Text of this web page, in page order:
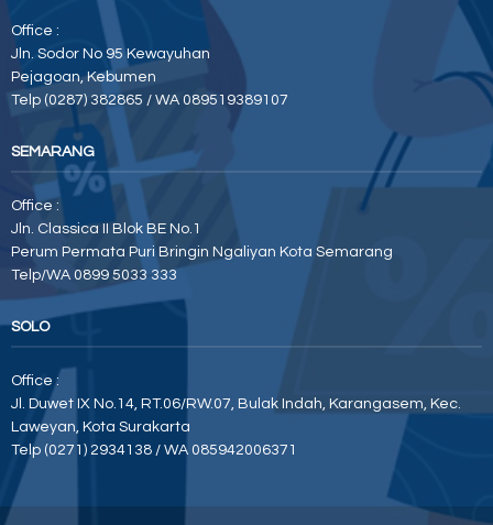
Office :
Jln. Sodor No 95 Kewayuhan
Pejagoan, Kebumen
Telp (0287) 382865 / WA 089519389107
SEMARANG
Office :
Jln. Classica II Blok BE No.1
Perum Permata Puri Bringin Ngaliyan Kota Semarang
Telp/WA 0899 5033 333
SOLO
Office :
Jl. Duwet IX No.14, RT.06/RW.07, Bulak Indah, Karangasem, Kec.
Laweyan, Kota Surakarta
Telp (0271) 2934138 / WA 085942006371